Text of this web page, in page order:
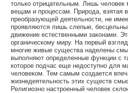
только отрицательным. Лишь
вещам и процессам. Природа, взятая
преобразующей деятельности, не
проявляются лишь слепые,
движение естественными законами.
органическому миру. На первый
многие живые существа наделены
выполняют определенные функции с
которое подчас еще недоступно для
человеком. Тем самым создается
жизнедеятельность этих существ
Религиозно настроенный человек